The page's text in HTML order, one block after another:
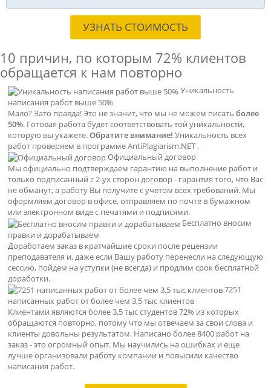
УЗНАТЬ СТОИМОСТЬ
10 причин, по которым 72% клиентов
обращается к нам повторно
Уникальность
написания работ выше 50%
Мало? Зато правда! Это не значит, что мы не можем писать более
50%. Готовая работа будет соответствовать той уникальности,
которую вы укажете.Обратите внимание! Уникальность всех
работ проверяем в программе AntiPlagiarism.NET .
Официальный договор
Мы официально подтверждаем гарантию на выполнение работ и
только подписанный с 2-ух сторон договор - гарантия того, что Вас
не обманут, а работу Вы получите с учетом всех требований. Мы
оформляем договор в офисе, отправляем по почте в бумажном
или электронном виде с печатями и подписями.
Бесплатно вносим
правки и дорабатываем
Доработаем заказ в кратчайшие сроки после рецензии
преподавателя и, даже если Вашу работу перенесли на следующую
сессию, пойдем на уступки (не всегда) и продлим срок бесплатной
доработки.
7251
написанных работ от более чем 3,5 тыс клиентов
Клиентами являются более 3,5 тыс студентов 72% из которых
обращаются повторно, потому что мы отвечаем за свои слова и
клиенты довольны результатом. Написано более 8400 работ на
заказ - это огромный опыт. Мы научились на ошибках и еще
лучше организовали работу компании и повысили качество
написания работ.